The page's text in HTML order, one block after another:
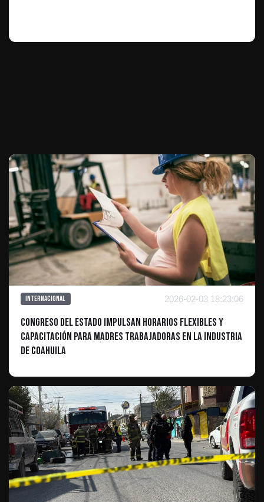
Internacional 2026-02-03 18:23:06
Congreso del Estado Impulsan horarios flexibles y
capacitación para madres trabajadoras en la industria
de Coahuila